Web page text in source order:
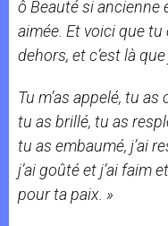
ô Beauté si ancienne
aimée. Et voici que
dehors, et c’est là
Tu m’as appelé, tu
tu as brillé, tu as
tu as embaumé, j’ai
j’ai goûté et j’ai faim
pour ta paix. »